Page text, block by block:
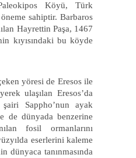
Köyü, Türk
sahiptir. Barbaros
Hayrettin Paşa, 1467
kıyısındaki bu köyde
yöresi de Eresos ile
ulaşılan Eresos’da
Sappho’nun ayak
de dünyada benzerine
fosil ormanlarını
eserlerini kaleme
dünyaca tanınmasında